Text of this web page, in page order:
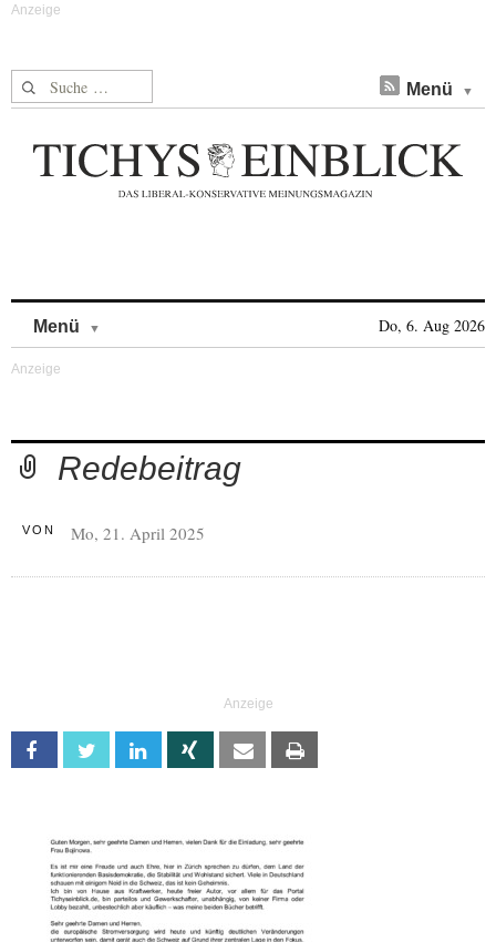
Suche nach: Menü
Menü Do, 6. Aug 2026
Redebeitrag
VON Mo, 21. April 2025
Facebook Twitter Linkedin Xing Email